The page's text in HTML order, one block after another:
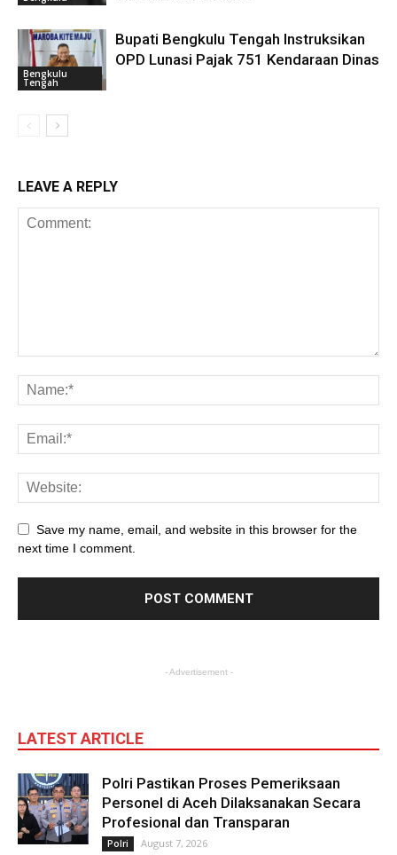
Bengkulu
Tengah
Bupati Bengkulu Tengah Instruksikan
OPD Lunasi Pajak 751 Kendaraan Dinas
LEAVE A REPLY
Save my name, email, and website in this browser for the
next time I comment.
- Advertisement -
LATEST ARTICLE
Polri Pastikan Proses Pemeriksaan
Personel di Aceh Dilaksanakan Secara
Profesional dan Transparan
Polri August 7, 2026